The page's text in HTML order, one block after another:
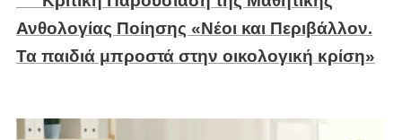
Ανθολογίας Ποίησης «Νέοι και Περιβάλλον.
Τα παιδιά μπροστά στην οικολογική κρίση»